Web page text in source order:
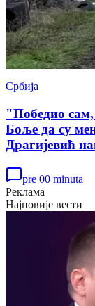
Србија
"Победио
Боље да су
Драгијевић
pre 00 minuta
Реклама
Најновије вести